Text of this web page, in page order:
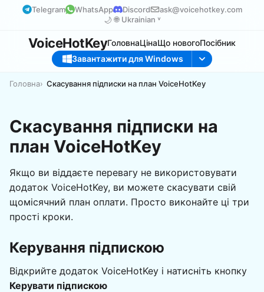
Telegram WhatsApp Discord ask@voicehotkey.com
🌙 🌐 Ukrainian ˅
VoiceHotKeyГоловнаЦінаЩо новогоПосібник
Завантажити для Windows
Головна Скасування підписки на план VoiceHotKey
Скасування підписки на
план VoiceHotKey
Якщо ви віддаєте перевагу не використовувати
додаток VoiceHotKey, ви можете скасувати свій
щомісячний план оплати. Просто виконайте ці три
прості кроки.
Керування підпискою
Відкрийте додаток VoiceHotKey і натисніть кнопку
Керувати підпискою